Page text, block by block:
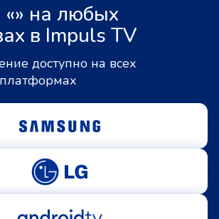
» на любых
в Impuls TV
доступно на всех